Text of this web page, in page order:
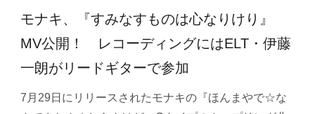
モナキ、『すみなすものは心なりけり』
MV公開！ レコーディングにはELT・伊藤
一朗がリードギターで参加
7月29日にリリースされたモナキの『ほんまやで☆な